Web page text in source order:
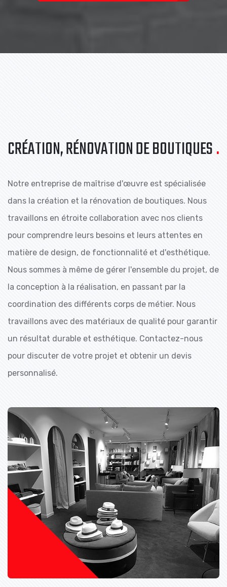
CRÉATION, RÉNOVATION DE BOUTIQUES.
Notre entreprise de maîtrise d'œuvre est spécialisée
dans la création et la rénovation de boutiques. Nous
travaillons en étroite collaboration avec nos clients
pour comprendre leurs besoins et leurs attentes en
matière de design, de fonctionnalité et d'esthétique.
Nous sommes à même de gérer l'ensemble du projet, de
la conception à la réalisation, en passant par la
coordination des différents corps de métier. Nous
travaillons avec des matériaux de qualité pour garantir
un résultat durable et esthétique. Contactez-nous
pour discuter de votre projet et obtenir un devis
personnalisé.